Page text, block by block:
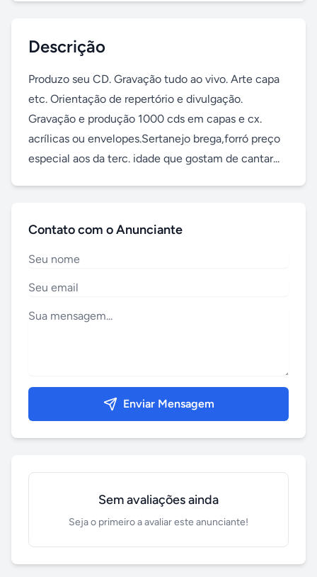
Descrição
Produzo seu CD. Gravação tudo ao vivo. Arte capa
etc. Orientação de repertório e divulgação.
Gravação e produção 1000 cds em capas e cx.
acrílicas ou envelopes.Sertanejo brega,forró preço
especial aos da terc. idade que gostam de cantar...
Contato com o Anunciante
Enviar Mensagem
Sem avaliações ainda
Seja o primeiro a avaliar este anunciante!